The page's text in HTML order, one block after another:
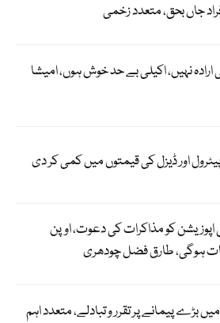
ارادہ نہیں، اکیلی بے حد خوش ہوں، امیشا
اور ڈیزل کی قیمتوں میں کمی کر دی
اپوزیشن کو مذاکرات کی دعوت، اوپن
ہوگی، طارق فضل چودھری
بڑے پیمانے پر تقرر و تبادلے، متعدد اہم